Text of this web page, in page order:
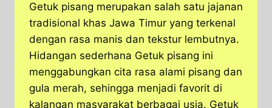
Getuk pisang merupakan salah satu jajanan
tradisional khas Jawa Timur yang terkenal
dengan rasa manis dan tekstur lembutnya.
Hidangan sederhana Getuk pisang ini
menggabungkan cita rasa alami pisang dan
gula merah, sehingga menjadi favorit di
kalangan masyarakat berbagai usia. Getuk